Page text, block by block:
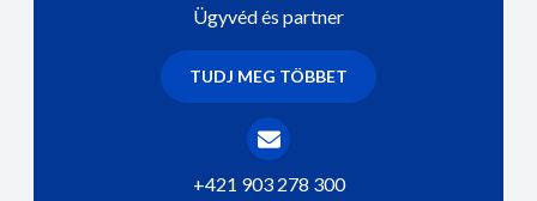
Ügyvéd és partner
TUDJ MEG TÖBBET
+421 903 278 300